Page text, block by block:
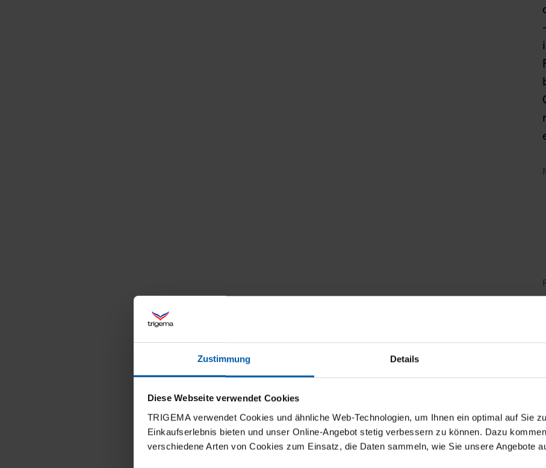
Zustimmung Details
Diese Webseite verwendet Cookies
TRIGEMA verwendet Cookies und ähnliche Web-Technologien, um Ihnen ein optimal auf Sie
Einkaufserlebnis bieten und unser Online-Angebot stetig verbessern zu können. Dazu
verschiedene Arten von Cookies zum Einsatz, die Daten sammeln, wie Sie unsere Angebote